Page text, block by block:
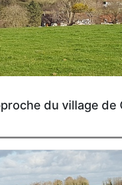
du village de